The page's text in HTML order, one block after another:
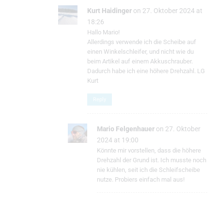
Kurt Haidinger on 27. Oktober 2024 at
18:26
Hallo Mario!
Allerdings verwende ich die Scheibe auf
einen Winkelschleifer, und nicht wie du
beim Artikel auf einem Akkuschrauber.
Dadurch habe ich eine höhere Drehzahl. LG
Kurt
Reply
Mario Felgenhauer on 27. Oktober
2024 at 19:00
Könnte mir vorstellen, dass die höhere
Drehzahl der Grund ist. Ich musste noch
nie kühlen, seit ich die Schleifscheibe
nutze. Probiers einfach mal aus!